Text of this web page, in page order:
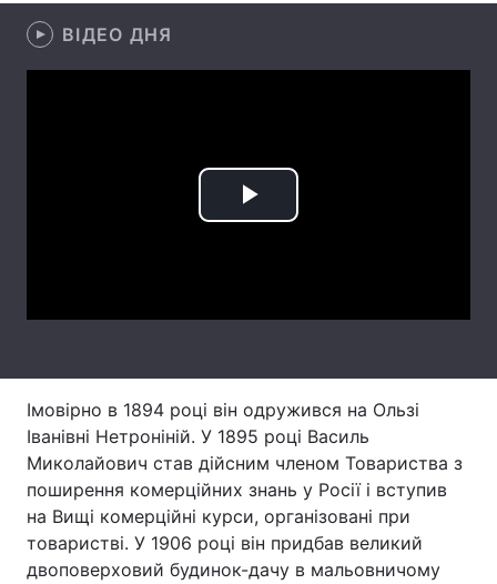
Вакансії
Тема оформлення
ВІДЕО ДНЯ
Play
Імовірно в 1894 році він одружився на Ользі
Іванівні Нетроніній. У 1895 році Василь
Миколайович став дійсним членом Товариства з
поширення комерційних знань у Росії і вступив
на Вищі комерційні курси, організовані при
товаристві. У 1906 році він придбав великий
двоповерховий будинок-дачу в мальовничому